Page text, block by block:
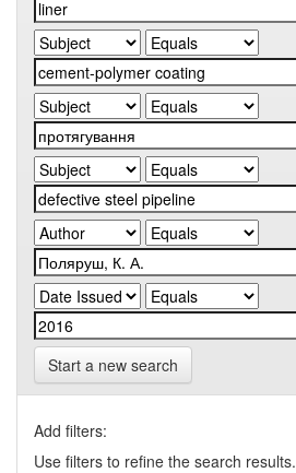
Start a new search
Add filters:
Use filters to refine the search results.